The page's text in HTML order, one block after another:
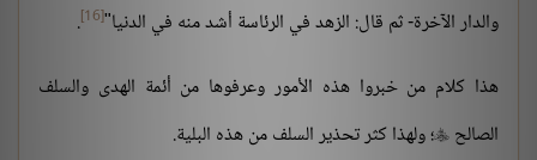
والدار الآخرة- ثم قال: الزهد في الرئاسة أشد منه في الدنيا"[16]
.
هذا كلام من خبروا هذه الأمور وعرفوها من أئمة الهدى والسلف
الصالح ؛ ولهذا كثر تحذير السلف من هذه البلية.